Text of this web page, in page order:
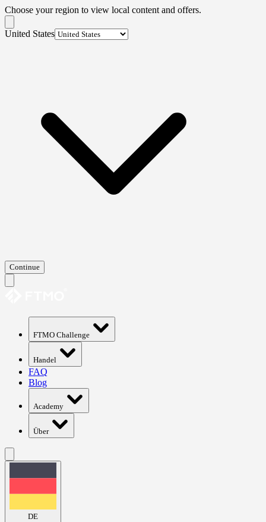
Choose your region to view local content and offers.
United States
Continue
FTMO Challenge
Handel
FAQ
Blog
Academy
Über
DE